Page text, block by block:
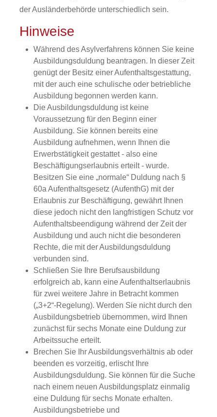
der Ausländerbehörde unterschiedlich sein.
Hinweise
Während des Asylverfahrens können Sie keine
Ausbildungsduldung beantragen. In dieser Zeit
genügt der Besitz einer Aufenthaltsgestattung,
mit der auch eine schulische oder betriebliche
Ausbildung begonnen werden kann.
Die Ausbildungsduldung ist keine
Voraussetzung für den Beginn einer
Ausbildung. Sie können bereits eine
Ausbildung aufnehmen, wenn Ihnen die
Erwerbstätigkeit gestattet - also eine
Beschäftigungserlaubnis erteilt - wurde.
Besitzen Sie eine „normale“ Duldung nach §
60a Aufenthaltsgesetz (AufenthG) mit der
Erlaubnis zur Beschäftigung, gewährt Ihnen
diese jedoch nicht den langfristigen Schutz vor
Aufenthaltsbeendigung während der Zeit der
Ausbildung und auch nicht die besonderen
Rechte, die mit der Ausbildungsduldung
verbunden sind.
Schließen Sie Ihre Berufsausbildung
erfolgreich ab, kann eine Aufenthaltserlaubnis
für zwei weitere Jahre in Betracht kommen
(„3+2“-Regelung). Werden Sie nicht durch den
Ausbildungsbetrieb übernommen, wird Ihnen
zunächst für sechs Monate eine Duldung zur
Arbeitssuche erteilt.
Brechen Sie Ihr Ausbildungsverhältnis ab oder
beenden es vorzeitig, erlischt Ihre
Ausbildungsduldung. Sie können für die Suche
nach einem neuen Ausbildungsplatz einmalig
eine Duldung für sechs Monate erhalten.
Ausbildungsbetriebe und